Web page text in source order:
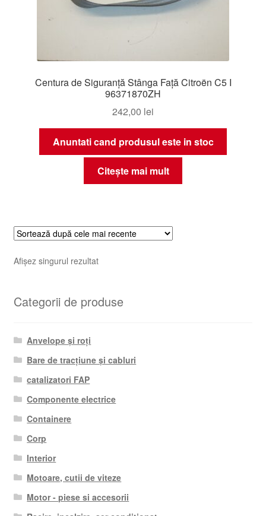
Centura de Siguranță Stânga Față Citroën C5 I
96371870ZH
242,00 lei
Anuntati cand produsul este in stoc
Citește mai mult
Afișez singurul rezultat
Categorii de produse
Anvelope și roți
Bare de tracțiune și cabluri
catalizatori FAP
Componente electrice
Containere
Corp
Interior
Motoare, cutii de viteze
Motor - piese si accesorii